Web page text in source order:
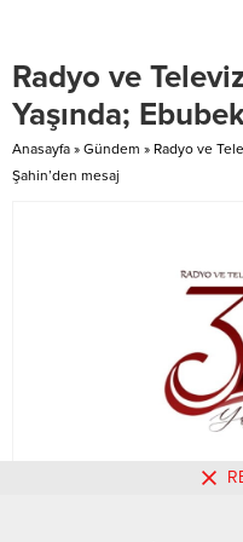
yapacağız.” dedi. BHA
ve Altyapı Bakanı Abdulkadir
Uraloğlu, Karayolları Genel
Müdürlüğü (KGM)
sorumluluğundaki...
Radyo ve
Yaşında;
Anasayfa » Gündem » Radyo ve
Şahin’den mesaj